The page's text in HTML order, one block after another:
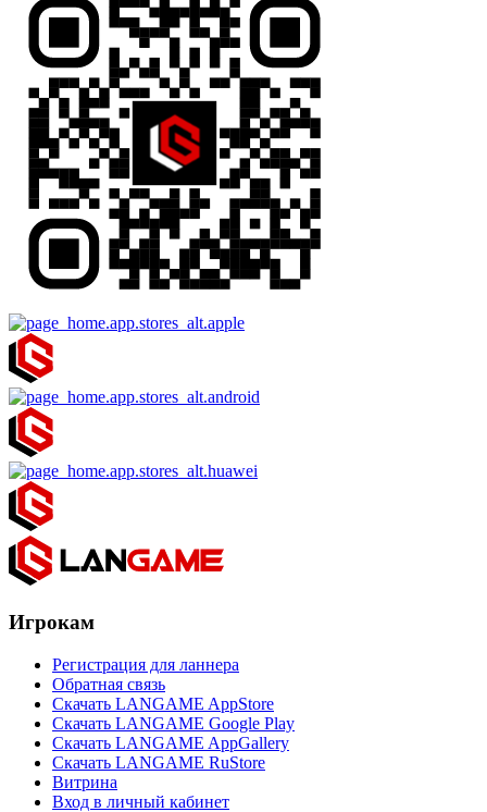
Игрокам
Регистрация для ланнера
Обратная связь
Скачать LANGAME AppStore
Скачать LANGAME Google Play
Скачать LANGAME AppGallery
Скачать LANGAME RuStore
Витрина
Вход в личный кабинет